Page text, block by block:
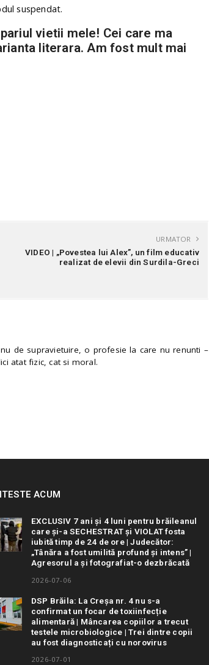
suspendat.
vietii mele! Cei care ma
literara. Am fost mult mai
URMATOR
VIDEO | „Povestea lui Alex”, un film educativ
realizat de elevii din Surdila-Greci
de supravietuire, o profesie la care nu renunti –
atat fizic, cat si moral.
ACUM
EXCLUSIV 7 ani și 4 luni pentru brăileanul
care și-a SECHESTRAT și VIOLAT fosta
iubită timp de 24 de ore | Judecător:
„Tânăra a fost umilită profund și intens” |
Agresorul a și fotografiat-o dezbrăcată
2026-07-06
DSP Brăila: La Creșa nr. 4 nu s-a
confirmat un focar de toxiinfecție
alimentară | Mâncarea copiilor a trecut
testele microbiologice | Trei dintre copii
au fost diagnosticați cu norovirus
2026-07-01